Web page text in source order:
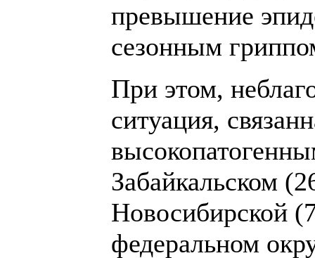
превышение
сезонным
При этом,
ситуация,
Забайкальском
Новосибирской
федеральном